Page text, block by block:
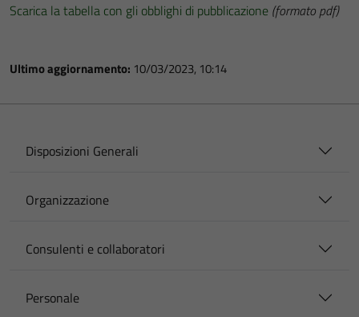
Scarica la tabella con gli obblighi di pubblicazione (formato pdf)
Ultimo aggiornamento: 10/03/2023, 10:14
Disposizioni Generali
Organizzazione
Consulenti e collaboratori
Personale